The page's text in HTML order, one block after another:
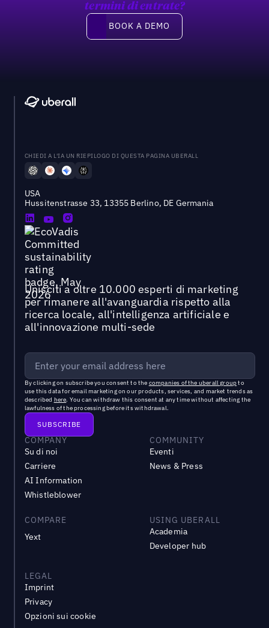
termini di entrate?
Book a demo
BOOK A DEMO
CHIEDI A L'IA UN RIEPILOGO DI QUESTA PAGINA UBERALL
USA
Hussitenstrasse 33, 13355 Berlino, DE Germania
Unisciti a oltre 10.000 esperti di marketing
per rimanere all'avanguardia rispetto alla
ricerca locale, all'intelligenza artificiale e
all'innovazione multi-sede
By clicking on subscribe you consent to the companies of the uberall groupto
use this data for email marketing on our products, services, and market trends as
described here. You can withdraw this consent at any time without affecting the
lawfulness of the processing before its withdrawal.
COMPANY
Su di noi
Carriere
AI Information
Whistleblower
COMMUNITY
Eventi
News & Press
COMPARE
Yext
USING UBERALL
Academia
Developer hub
LEGAL
Imprint
Privacy
Opzioni sui cookie